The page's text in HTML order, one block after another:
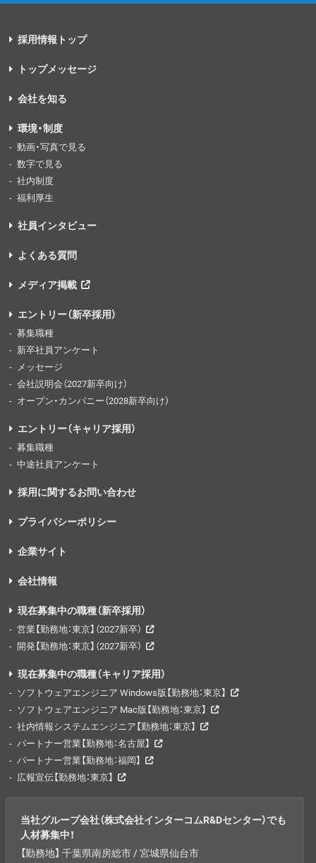
採用情報トップ
トップメッセージ
会社を知る
環境・制度
動画・写真で見る
数字で見る
社内制度
福利厚生
社員インタビュー
よくある質問
メディア掲載
エントリー（新卒採用）
募集職種
新卒社員アンケート
メッセージ
会社説明会（2027新卒向け）
オープン・カンパニー（2028新卒向け）
エントリー（キャリア採用）
募集職種
中途社員アンケート
採用に関するお問い合わせ
プライバシーポリシー
企業サイト
会社情報
現在募集中の職種（新卒採用）
営業【勤務地：東京】（2027新卒）
開発【勤務地：東京】（2027新卒）
現在募集中の職種（キャリア採用）
ソフトウェアエンジニア Windows版【勤務地：東京】
ソフトウェアエンジニア Mac版【勤務地：東京】
社内情報システムエンジニア【勤務地：東京】
パートナー営業【勤務地：名古屋】
パートナー営業【勤務地：福岡】
広報宣伝【勤務地：東京】
当社グループ会社（株式会社インターコムR&Dセンター）でも
人材募集中！
【勤務地】 千葉県南房総市 / 宮城県仙台市